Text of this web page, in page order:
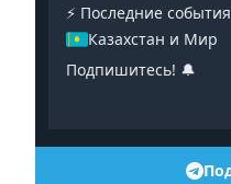
⚡️ Последние события
Казахстан и Мир
Подпишитесь! 🔔